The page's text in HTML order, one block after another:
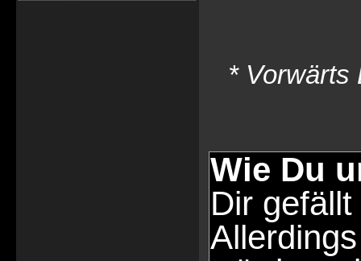
* Vorwärts
Wie Du
Dir